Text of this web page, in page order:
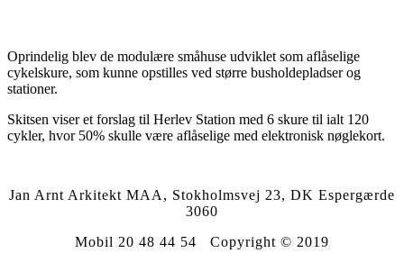
Oprindelig blev de modulære småhuse udviklet som aflåselige
cykelskure, som kunne opstilles ved større busholdepladser og
stationer.
Skitsen viser et forslag til Herlev Station med 6 skure til ialt 120
cykler, hvor 50% skulle være aflåselige med elektronisk nøglekort.
Jan Arnt Arkitekt MAA, Stokholmsvej 23, DK Espergærde
3060
Mobil 20 48 44 54 Copyright © 2019